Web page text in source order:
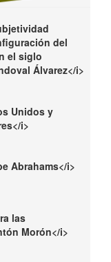
del
el siglo
Álvarez</i>
Unidos y
i>
Abrahams</i>
las
Morón</i>